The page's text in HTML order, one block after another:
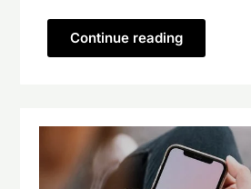
Continue reading